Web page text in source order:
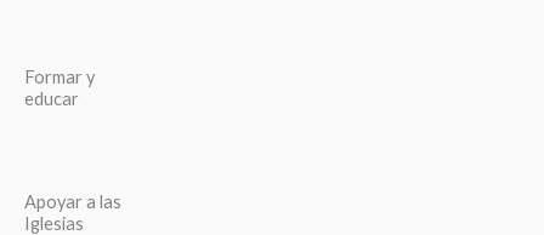
Formar y
educar
Apoyar a las
Iglesias